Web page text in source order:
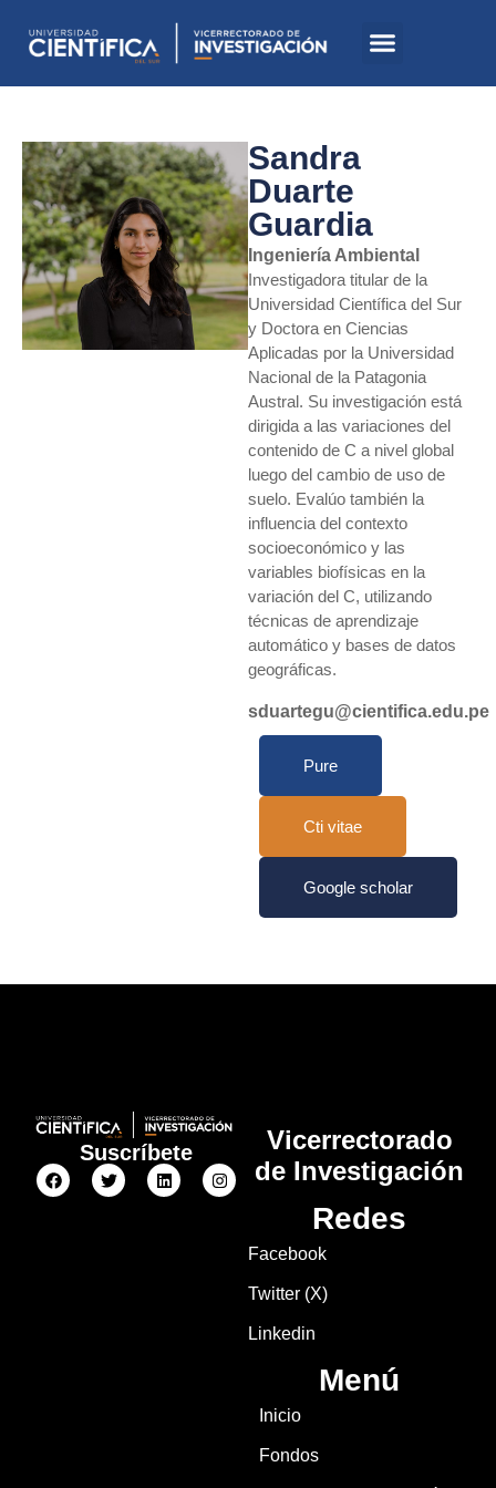
Sandra
Duarte
Guardia
Ingeniería Ambiental
Investigadora titular de la
Universidad Científica del Sur
y Doctora en Ciencias
Aplicadas por la Universidad
Nacional de la Patagonia
Austral. Su investigación está
dirigida a las variaciones del
contenido de C a nivel global
luego del cambio de uso de
suelo. Evalúo también la
influencia del contexto
socioeconómico y las
variables biofísicas en la
variación del C, utilizando
técnicas de aprendizaje
automático y bases de datos
geográficas.
sduartegu@cientifica.edu.pe
Pure
Cti vitae
Google scholar
Suscríbete
Vicerrectorado
de Investigación
Redes
Facebook
Twitter (X)
Linkedin
Menú
Inicio
Fondos